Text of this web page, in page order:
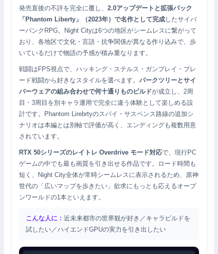
発売直後の不評を完全に覆し、2.0アップデートと拡張パック
「Phantom Liberty」（2023年）で名作として完成したサイバ
ーパンクRPG。Night Cityは6つの地区がシームレスに繋がって
おり、各地区で文化・言語・抗争関係が異なる作り込みで、歩
いているだけで物語の予感が積み重なります。
戦闘はFPS視点で、ハッキング・ステルス・ガンプレイ・ブレ
ード戦闘から好きなスタイルを選べます。パークツリーとサイ
バーウェアの組み合わせで何十通りものビルドが成立し、2周
目・3周目を別キャラ運用で完全に違う体験として楽しめる設
計です。Phantom Lirebrtyのスパイ・サスペンス路線の追加シ
ナリオは本編とは別軸で評価が高く、エンディングも複数用意
されています。
RTX 50シリーズのレイトレ Overdrive モード対応で、現行PC
ゲームの中でも最も画質を引き出せる作品です。ロード時間も
短く、Night City全体が常時シームレスに表示されるため、原神
世代の「広いマップを歩きたい」欲求にもっとも応えるオープ
ンワールドの1本といえます。
こんな人に：近未来都市の世界観が好き／キャラビルドを
試したい／ハイエンドGPUの実力を引き出したい